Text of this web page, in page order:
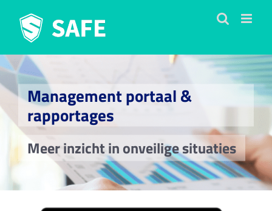
inhoud
Management portaal &
rapportages
Meer inzicht in onveilige situaties